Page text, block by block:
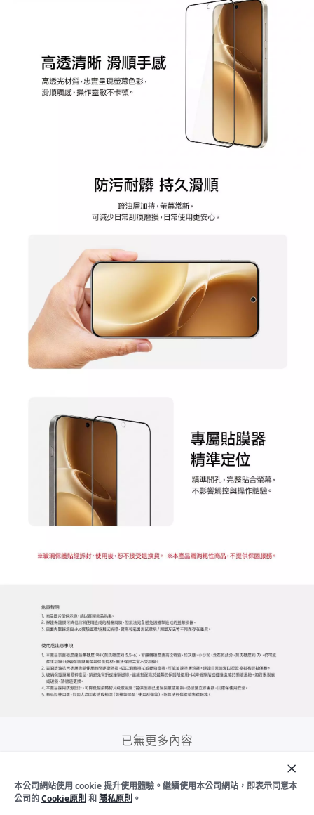
已無更多內容
加入購物車 立即購買
本公司網站使用 cookie 提升使用體驗。繼續使用本公司網站，即表示同意本
公司的Cookie原則 和 隱私原則 。